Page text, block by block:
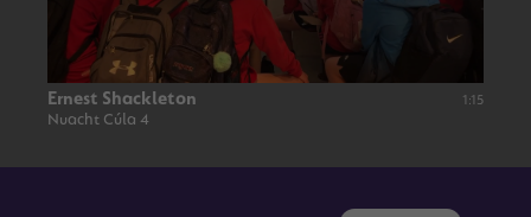
Ernest Shackleton
Nuacht Cúla 4
1:15